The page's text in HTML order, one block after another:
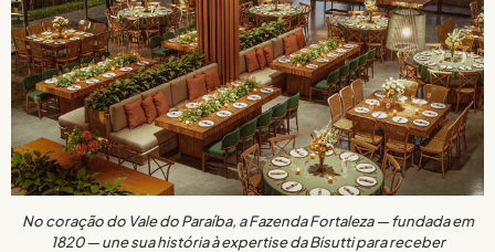
No coração do Vale do Paraíba, a Fazenda Fortaleza — fundada em
1820 — une sua história à expertise da Bisutti para receber